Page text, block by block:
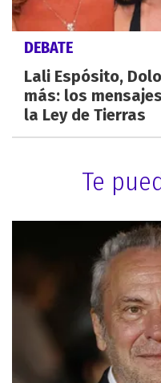
DEBATE
Lali Espósito,
más: los
la Ley de Tierras
Te